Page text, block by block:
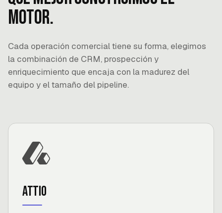
motor.
Cada operación comercial tiene su forma, elegimos
la combinación de CRM, prospección y
enriquecimiento que encaja con la madurez del
equipo y el tamaño del pipeline.
Attio